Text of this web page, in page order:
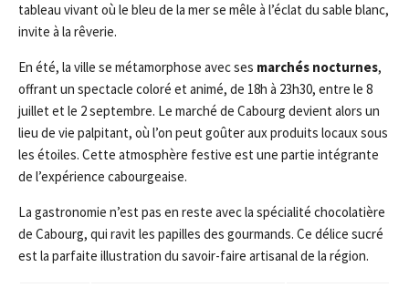
tableau vivant où le bleu de la mer se mêle à l’éclat du sable blanc,
invite à la rêverie.
En été, la ville se métamorphose avec ses marchés nocturnes,
offrant un spectacle coloré et animé, de 18h à 23h30, entre le 8
juillet et le 2 septembre. Le marché de Cabourg devient alors un
lieu de vie palpitant, où l’on peut goûter aux produits locaux sous
les étoiles. Cette atmosphère festive est une partie intégrante
de l’expérience cabourgeaise.
La gastronomie n’est pas en reste avec la spécialité chocolatière
de Cabourg, qui ravit les papilles des gourmands. Ce délice sucré
est la parfaite illustration du savoir-faire artisanal de la région.